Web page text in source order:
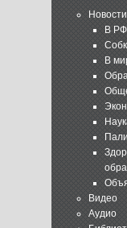
Новости
В
В
Видео
Аудио